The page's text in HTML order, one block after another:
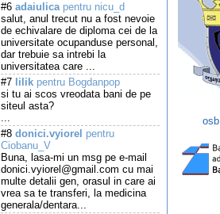
#6 adaiulicapentru nicu_d
salut, anul trecut nu a fost nevoie
de echivalare de diploma cei de la
universitate ocupanduse personal,
dar trebuie sa intrebi la
universitatea care ...
#7 lilik pentru Bogdanpop
si tu ai scos vreodata bani de pe
siteul asta?
...
#8 donici.vyiorel pentru
Ciobanu_V
Buna, lasa-mi un msg pe e-mail
donici.vyiorel@gmail.com cu mai
multe detalii gen, orasul in care ai
vrea sa te transferi, la medicina
generala/dentara...